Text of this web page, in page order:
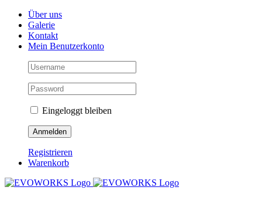
Skip
content
Facebook
Instagram
YouTubeÜber uns
Galerie
Kontakt
Mein Benutzerkonto
Eingeloggt bleiben
Registrieren
Warenkorb